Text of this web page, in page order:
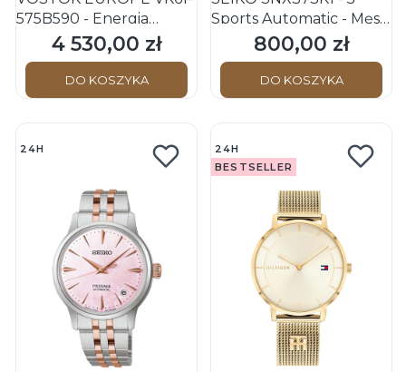
575B590 - Energia
Rocket Chrono - Męski -
Zegarek na pasku
Cena
4 530,00 zł
DO KOSZYKA
Sports Automatic - Męski
- Zegarek mechaniczny
Cena
800,00 zł
DO KOSZYKA
24H
24H
BESTSELLER